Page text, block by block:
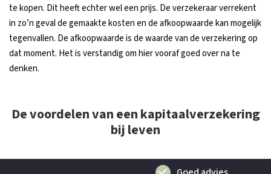
te kopen. Dit heeft echter wel een prijs. De verzekeraar verrekent
in zo’n geval de gemaakte kosten en de afkoopwaarde kan mogelijk
tegenvallen. De afkoopwaarde is de waarde van de verzekering op
dat moment. Het is verstandig om hier vooraf goed over na te
denken.
De voordelen van een kapitaalverzekering
bij leven